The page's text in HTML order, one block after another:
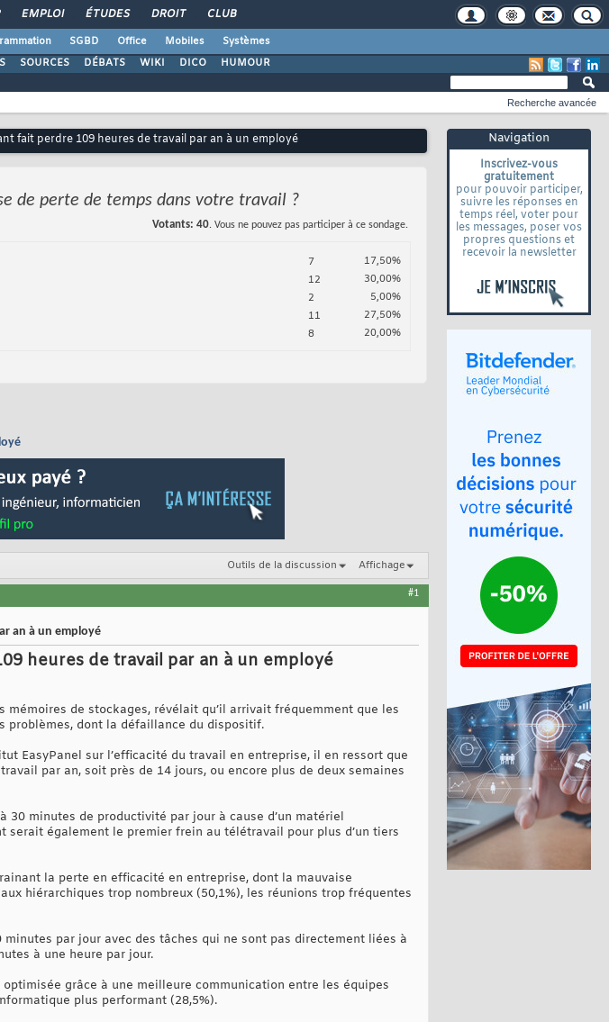
EMPLOI ÉTUDES DROIT CLUB
SGBD Office Mobiles
Systèmes
SOURCES DÉBATS WIKI DICO HUMOUR
Navigation
Inscrivez-vous
gratuitement
pour pouvoir participer,
suivre les réponses en
temps réel, voter pour
les messages, poser vos
propres questions et
recevoir la newsletter
Recherche avancée
fait perdre 109 heures de travail par an à un employé
de perte de temps dans votre travail ?
Votants 40. Vous ne pouvez pas participer à ce sondage.
7 17,50%
12 30,00%
2 5,00%
11 27,50%
8 20,00%
Outils de la discussion Affichage
#1
an à un employé
heures de travail par an à un employé
mémoires de stockages, révélait qu’il arrivait fréquemment que les
problèmes, dont la défaillance du dispositif.
EasyPanel sur l’efficacité du travail en entreprise, il en ressort que
par an, soit près de 14 jours, ou encore plus de deux semaines
30 minutes de productivité par jour à cause d’un matériel
également le premier frein au télétravail pour plus d’un tiers
la perte en efficacité en entreprise, dont la mauvaise
hiérarchiques trop nombreux (50,1%), les réunions trop fréquentes
par jour avec des tâches qui ne sont pas directement liées à
à une heure par jour.
grâce à une meilleure communication entre les équipes
plus performant (28,5%).